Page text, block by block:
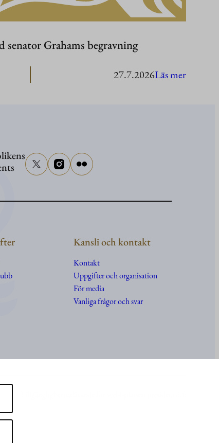
Grahams begravning
27.7.2026Läs mer:
Kansli och kontakt
Kontakt
Uppgifterochorganisation
För media
Vanliga frågor och svar